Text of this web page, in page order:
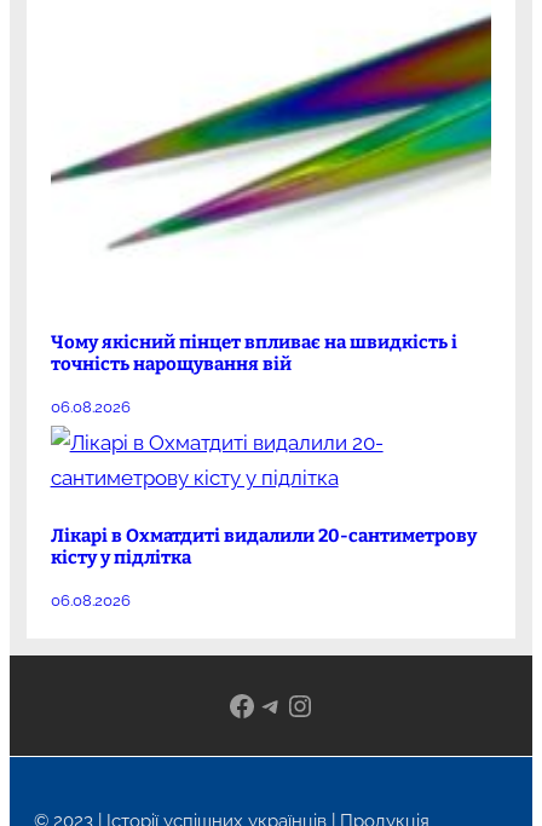
Чому якісний пінцет впливає на швидкість і
точність нарощування вій
06.08.2026
Лікарі в Охматдиті видалили 20-сантиметрову
кісту у підлітка
06.08.2026
Facebook
Telegram
Instagram
© 2023 | Історії успішних українців | Продукція